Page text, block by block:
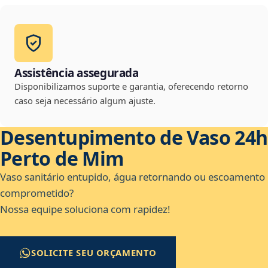
Assistência assegurada
Disponibilizamos suporte e garantia, oferecendo retorno
caso seja necessário algum ajuste.
Desentupimento de Vaso 24h
Perto de Mim
Vaso sanitário entupido, água retornando ou escoamento
comprometido?
Nossa equipe soluciona com rapidez!
SOLICITE SEU ORÇAMENTO